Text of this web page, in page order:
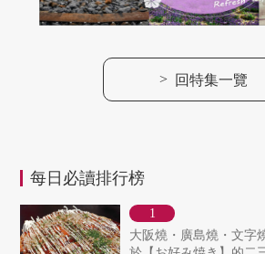
> 回特集一覽
每日必讀排行榜
大阪燒・廣島燒・文字